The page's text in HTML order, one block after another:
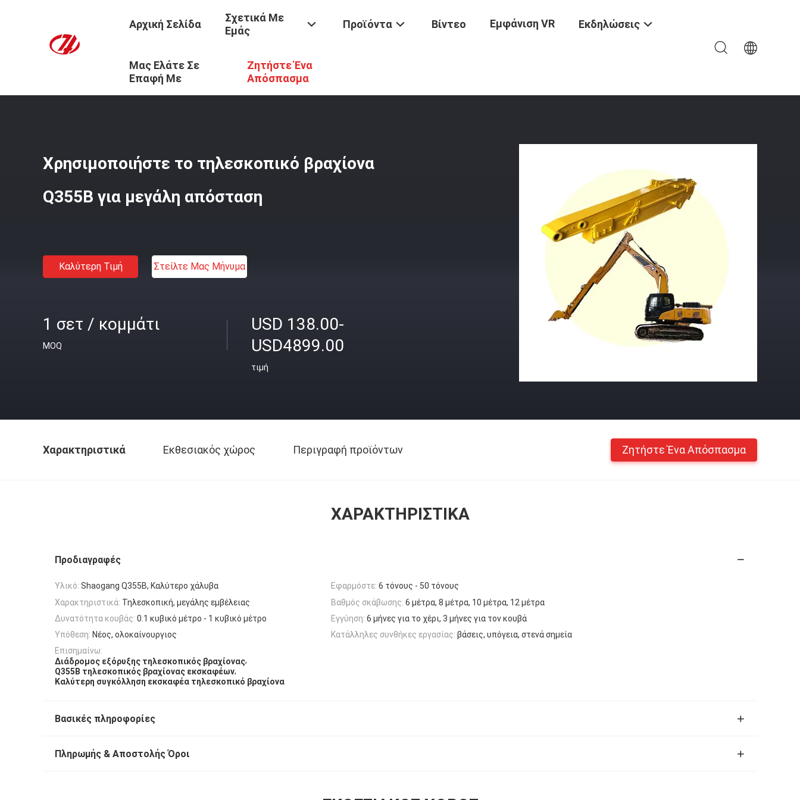
Αρχική Σελίδα
Σχετικά Με
Εμάς
Προϊόντα Βίντεο Εμφάνιση VR Εκδηλώσεις
Μας Ελάτε Σε
Επαφή Με
Ζητήστε Ένα
Απόσπασμα
Προϊόντα / Τηλεσκοπικός Βραχίονας Εκσκαφέων / Χρησιμοποιήστε Το Τηλεσκοπικό Βραχίονα Q355B Για Μεγάλη Απόσταση
Χρησιμοποιήστε το τηλεσκοπικό βραχίονα
Q355B για μεγάλη απόσταση
Καλύτερη Τιμή Στείλτε Μας Μήνυμα
1 σετ / κομμάτι
MOQ
USD 138.00-
USD4899.00
τιμή
Χαρακτηριστικά Εκθεσιακός χώρος Περιγραφή προϊόντων Ζητήστε Ένα Απόσπασμα
ΧΑΡΑΚΤΗΡΙΣΤΙΚΆ
Προδιαγραφές
Υλικό: Shaogang Q355B, Καλύτερο χάλυβα Εφαρμόστε: 6 τόνους - 50 τόνους
Χαρακτηριστικά: Τηλεσκοπική, μεγάλης εμβέλειας Βαθμός σκάβωσης: 6 μέτρα, 8 μέτρα, 10 μέτρα, 12 μέτρα
Δυνατότητα κουβάς: 0.1 κυβικό μέτρο - 1 κυβικό μέτρο Εγγύηση: 6 μήνες για το χέρι, 3 μήνες για τον κουβά
Υπόθεση: Νέος, ολοκαίνουργιος Κατάλληλες συνθήκες εργασίας: βάσεις, υπόγεια, στενά σημεία
Επισημαίνω:
Διάδρομος εξόρυξης τηλεσκοπικός βραχίονας,
Q355B τηλεσκοπικός βραχίονας εκσκαφέων,
Καλύτερη συγκόλληση εκσκαφέα τηλεσκοπικό βραχίονα
Βασικές πληροφορίες
Πληρωμής & Αποστολής Όροι